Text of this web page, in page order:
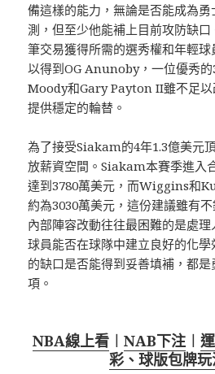
備這樣的能力，無論是否能成為
測，但至少他能補上目前攻防缺
筆交易獲得所需的選秀權和年輕
以得到OG Anunoby，一位優秀
Moody和Gary Payton II雖不足以
提供穩定的輪替。
為了接受Siakam的4年1.3億美元
放薪資空間。Siakam本賽季進入
達到3780萬美元，而Wiggins和
約為3030萬美元，這份建議雖有
內部陣容改動往往最困難的是處
球員能否在球隊中建立良好的化
的缺口是否能得到妥善填補，都
項。
NBA線上看 ︱ NAB下注 ︱
彩、球版包牌